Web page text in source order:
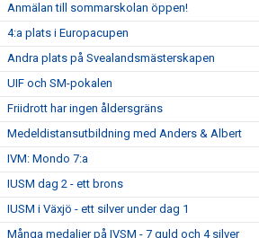
Anmälan till sommarskolan öppen!
4:a plats i Europacupen
Andra plats på Svealandsmästerskapen
UIF och SM-pokalen
Friidrott har ingen åldersgräns
Medeldistansutbildning med Anders & Albert
IVM: Mondo 7:a
IUSM dag 2 - ett brons
IUSM i Växjö - ett silver under dag 1
Många medaljer på IVSM - 7 guld och 4 silver